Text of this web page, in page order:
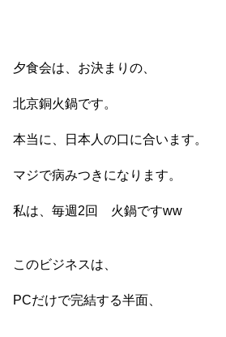
夕食会は、お決まりの、
北京銅火鍋です。
本当に、日本人の口に合います。
マジで病みつきになります。
私は、毎週2回 火鍋ですww
このビジネスは、
PCだけで完結する半面、